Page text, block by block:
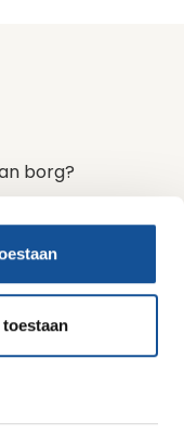
borg?